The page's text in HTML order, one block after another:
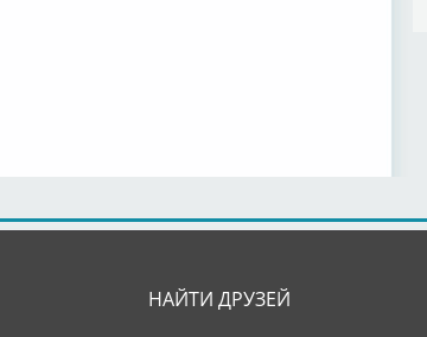
НАЙТИ ДРУЗЕЙ